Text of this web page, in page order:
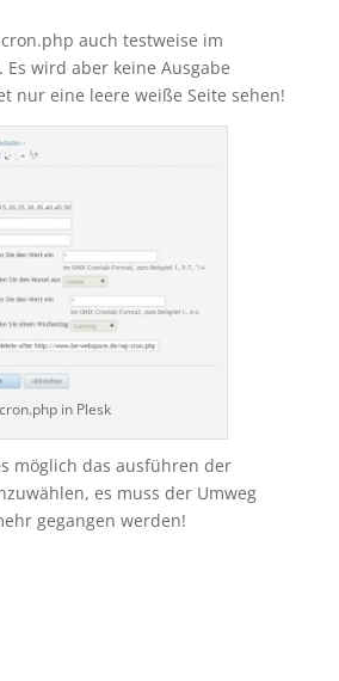
auch testweise im
wird aber keine Ausgabe
nur eine leere weiße Seite sehen!
in Plesk
möglich das ausführen der
es muss der Umweg
gegangen werden!